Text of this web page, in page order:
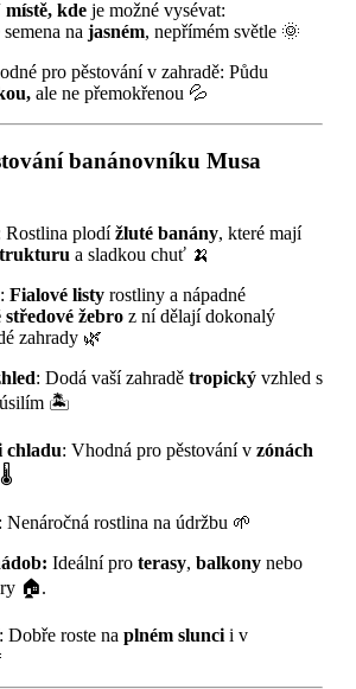
kde je možné vysévat:
na jasném, nepřímém světle 🌞
pro pěstování v zahradě: Půdu
ale ne přemokřenou 💦
banánovníku Musa
Rostlina plodížluté banány, které mají
a sladkou chuť 🍌
: Fialové listy rostliny a nápadné
středové žebro z ní dělají dokonalý
zahrady 🌿
: Dodá vaší zahradě tropický vzhled s
úsilím 🏝️
chladu: Vhodná pro pěstování v zónách
🌡️
: Nenáročná rostlina na údržbu 🌱
Ideální pro terasy, balkony nebo
🏠.
: Dobře roste na plném slunci i v